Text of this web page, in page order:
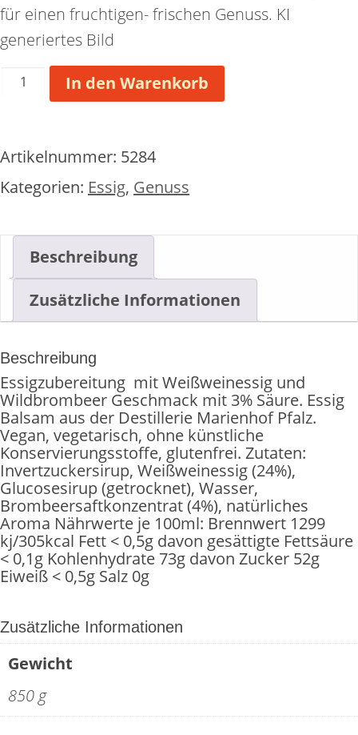
für einen fruchtigen- frischen Genuss. KI
generiertes Bild
Essig
In den Warenkorb
Artikelnummer: 5284
Kategorien: Essig, Genuss
Beschreibung
Zusätzliche Informationen
Beschreibung
Essigzubereitung mit Weißweinessig und
Wildbrombeer Geschmack mit 3% Säure. Essig
Balsam aus der Destillerie Marienhof Pfalz.
Vegan, vegetarisch, ohne künstliche
Konservierungsstoffe, glutenfrei. Zutaten:
Invertzuckersirup, Weißweinessig (24%),
Glucosesirup (getrocknet), Wasser,
Brombeersaftkonzentrat (4%), natürliches
Aroma Nährwerte je 100ml: Brennwert 1299
kj/305kcal Fett < 0,5g davon gesättigte Fettsäure
< 0,1g Kohlenhydrate 73g davon Zucker 52g
Eiweiß < 0,5g Salz 0g
Zusätzliche Informationen
Gewicht
850 g